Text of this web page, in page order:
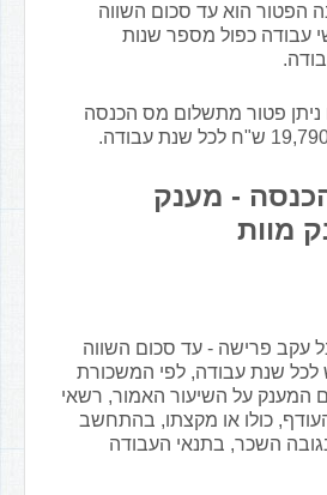
הפטור הוא עד סכום השווה
עבודה כפול מספר שנות
ניתן פטור מתשלום מס הכנסה
- מענק
מוות
עקב פרישה - עד סכום השווה
שנת עבודה, לפי המשכורת
המענק על השיעור האמור, רשאי
כולו או מקצתו, בהתחשב
השכר, בתנאי העבודה